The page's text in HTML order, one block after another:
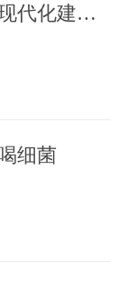
代化建设
细菌